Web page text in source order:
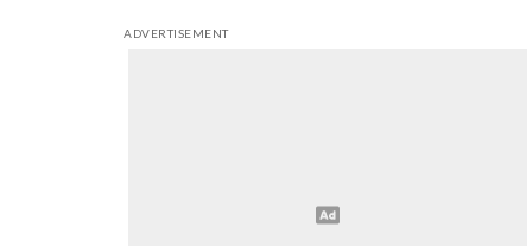
ADVERTISEMENT